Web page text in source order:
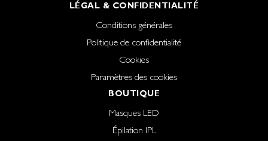
LÉGAL & CONFIDENTIALITÉ
Conditions générales
Politique de confidentialité
Cookies
Paramètres des cookies
BOUTIQUE
Masques LED
Épilation IPL